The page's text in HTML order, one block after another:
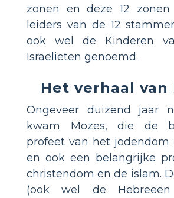
zonen en deze 12
leiders van de 12
ook wel de Kinderen
Israëlieten genoemd.
Het verhaal van
Ongeveer duizend jaar
kwam Mozes, die de
profeet van het jodendom
en ook een belangrijke
christendom en de islam.
(ook wel de Hebreeën